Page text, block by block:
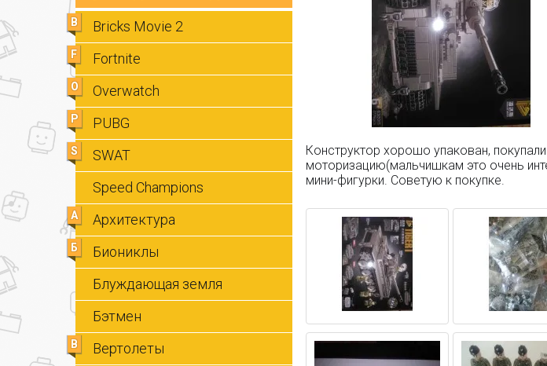
B Bricks Movie 2
F Fortnite
O Overwatch
P PUBG
S
SWAT
Speed Champions
А Архитектура
Б
Биониклы
Блуждающая земля
Бэтмен
В
Вертолеты
Конструктор хорошо упакован,
моторизацию(мальчишкам это очень
мини-фигурки. Советую к покупке.